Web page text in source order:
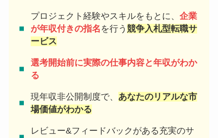
プロジェクト経験やスキルをもとに、 企業
が年収付きの指名 を行う 競争入札型転職サ
ービス
選考開始前に実際の仕事内容と年収がわか
る
現年収非公開制度で、 あなたのリアルな市
場価値がわかる
レビュー&フィードバックがある充実のサ